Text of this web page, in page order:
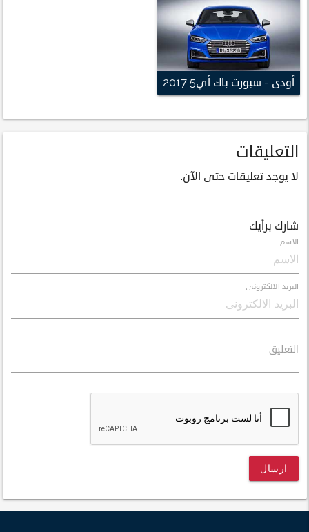
أودى - سبورت باك أي5 2017
التعليقات
لا يوجد تعليقات حتى الآن.
شارك برأيك
الاسم
البريد الالكترونى
التعليق
ارسال